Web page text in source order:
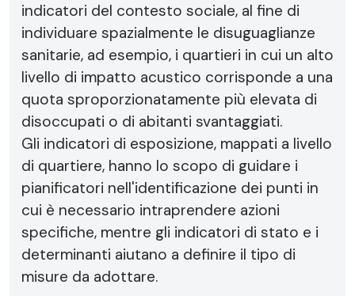
indicatori del contesto sociale, al fine di
individuare spazialmente le disuguaglianze
sanitarie, ad esempio, i quartieri in cui un alto
livello di impatto acustico corrisponde a una
quota sproporzionatamente più elevata di
disoccupati o di abitanti svantaggiati.
Gli indicatori di esposizione, mappati a livello
di quartiere, hanno lo scopo di guidare i
pianificatori nell'identificazione dei punti in
cui è necessario intraprendere azioni
specifiche, mentre gli indicatori di stato e i
determinanti aiutano a definire il tipo di
misure da adottare.